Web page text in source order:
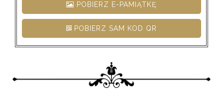
POBIERZ E-PAMIĄTKĘ
POBIERZ SAM KOD QR